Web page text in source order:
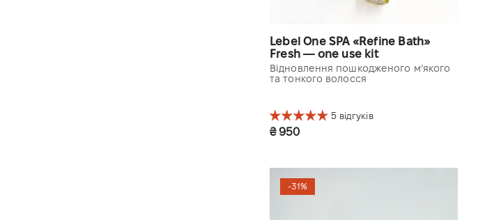
Lebel One SPA «Refine Bath»
Fresh — one use kit
Відновлення пошкодженого м’якого
та тонкого волосся
5 відгуків
₴ 950
-31%